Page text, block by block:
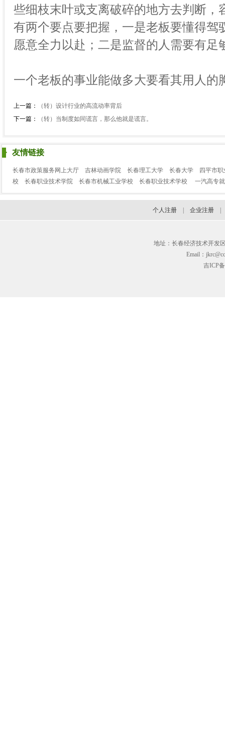
些细枝末叶或支离破碎的地方去判断
有两个要点要把握，一是老板要懂得
愿意全力以赴；二是监督的人需要有足
一个老板的事业能做多大要看其用人的
上一篇：
（转）设计行业的高流动率背后
下一篇：
（转）当制度如同谎言，那么他就是谎言。
友情链接
长春市政策服务网上大厅 吉林动画学院 长春理工大学 长春大学
四平市
校
长春职业技术学院 长春市机械工业学校 长春职业技术学校 一汽高专
个人注册 企业注册
地址：长春经济技术开发
Email：
吉ICP